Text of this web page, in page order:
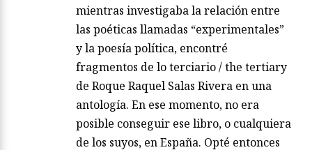
mientras investigaba la relación entre
las poéticas llamadas “experimentales”
y la poesía política, encontré
fragmentos de lo terciario / the tertiary
de Roque Raquel Salas Rivera en una
antología. En ese momento, no era
posible conseguir ese libro, o cualquiera
de los suyos, en España. Opté entonces